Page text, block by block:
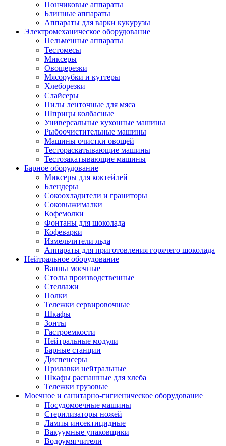
Пончиковые аппараты
Блинные аппараты
Аппараты для варки кукурузы
Электромеханическое оборудование
Пельменные аппараты
Тестомесы
Миксеры
Овощерезки
Мясорубки и куттеры
Хлеборезки
Слайсеры
Пилы ленточные для мяса
Шприцы колбасные
Универсальные кухонные машины
Рыбоочистительные машины
Машины очистки овощей
Тестораскатывающие машины
Тестозакатывающие машины
Барное оборудование
Миксеры для коктейлей
Блендеры
Сокоохладители и граниторы
Соковыжималки
Кофемолки
Фонтаны для шоколада
Кофеварки
Измельчители льда
Аппараты для приготовления горячего шоколада
Нейтральное оборудование
Ванны моечные
Столы производственные
Стеллажи
Полки
Тележки сервировочные
Шкафы
Зонты
Гастроемкости
Нейтральные модули
Барные станции
Диспенсеры
Прилавки нейтральные
Шкафы распашные для хлеба
Тележки грузовые
Моечное и санитарно-гигиеническое оборудование
Посудомоечные машины
Стерилизаторы ножей
Лампы инсектицидные
Вакуумные упаковщики
Водоумягчители